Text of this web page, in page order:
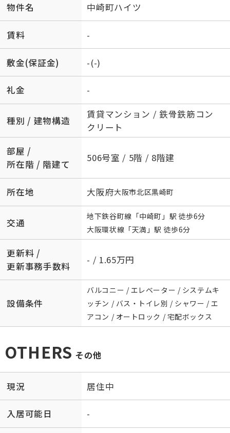
物件名 中崎町ハイツ
賃料 -
敷金(保証金) -(-)
礼金 -
種別 / 建物構造
賃貸マンション / 鉄骨鉄筋コン
クリート
部屋 /
所在階 / 階建て
506号室 / 5階 / 8階建
所在地 大阪府大阪市北区黒崎町
交通
地下鉄谷町線 「中崎町 」駅 徒歩6分
大阪環状線 「天満 」駅 徒歩6分
更新料 /
更新事務手数料
- / 1.65万円
設備条件
バルコニー / エレベーター / システムキ
ッチン / バス・トイレ別 / シャワー / エ
アコン / オートロック / 宅配ボックス
OTHERS その他
現況 居住中
入居可能日 -